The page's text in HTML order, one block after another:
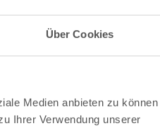
Über Cookies
Medien anbieten zu können
Ihrer Verwendung unserer